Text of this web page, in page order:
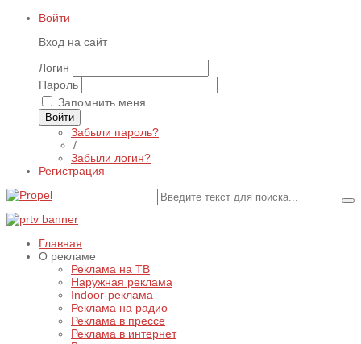
Войти
Вход на сайт
Логин
Пароль
Запомнить меня
Войти
Забыли пароль?
/
Забыли логин?
Регистрация
Главная
О рекламе
Реклама на ТВ
Наружная реклама
Indoor-реклама
Реклама на радио
Реклама в прессе
Реклама в интернет